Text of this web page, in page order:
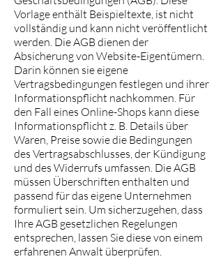
Vorlage enthält Beispieltexte, ist nicht
vollständig und kann nicht veröffentlicht
werden. Die AGB dienen der
Absicherung von Website-Eigentümern.
Darin können sie eigene
Vertragsbedingungen festlegen und ihrer
Informationspflicht nachkommen. Für
den Fall eines Online-Shops kann diese
Informationspflicht z. B. Details über
Waren, Preise sowie die Bedingungen
des Vertragsabschlusses, der Kündigung
und des Widerrufs umfassen. Die AGB
müssen Überschriften enthalten und
passend für das eigene Unternehmen
formuliert sein. Um sicherzugehen, dass
Ihre AGB gesetzlichen Regelungen
entsprechen, lassen Sie diese von einem
erfahrenen Anwalt überprüfen.